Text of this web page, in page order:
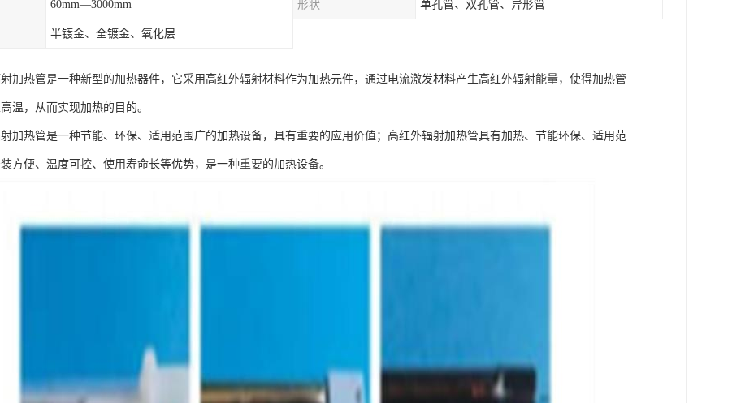
60mm—3000mm 形状 单孔管、双孔管、异形管
半镀金、全镀金、氧化层
加热管是一种新型的加热器件，它采用高红外辐射材料作为加热元件，通过电流激发材料产生高红外辐射能量，使得加热管
温，从而实现加热的目的。
加热管是一种节能、环保、适用范围广的加热设备，具有重要的应用价值；高红外辐射加热管具有加热、节能环保、适用范
方便、温度可控、使用寿命长等优势，是一种重要的加热设备。